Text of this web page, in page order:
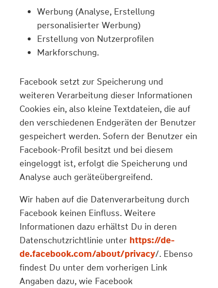
Werbung (Analyse, Erstellung
personalisierter Werbung)
Erstellung von Nutzerprofilen
Markforschung.
Facebook setzt zur Speicherung und
weiteren Verarbeitung dieser Informationen
Cookies ein, also kleine Textdateien, die auf
den verschiedenen Endgeräten der Benutzer
gespeichert werden. Sofern der Benutzer ein
Facebook-Profil besitzt und bei diesem
eingeloggt ist, erfolgt die Speicherung und
Analyse auch geräteübergreifend.
Wir haben auf die Datenverarbeitung durch
Facebook keinen Einfluss. Weitere
Informationen dazu erhältst Du in deren
Datenschutzrichtlinie unter https://de-
de.facebook.com/about/privacy/. Ebenso
findest Du unter dem vorherigen Link
Angaben dazu, wie Facebook